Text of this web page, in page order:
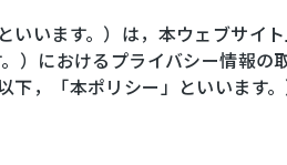
いいます。）は，本ウェブサイ
）におけるプライバシー情報の
，「本ポリシー」といいます。